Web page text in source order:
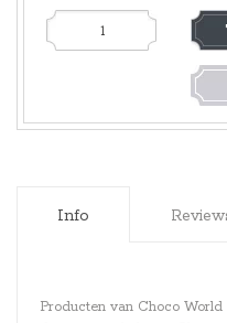
Info
Producten van Choco